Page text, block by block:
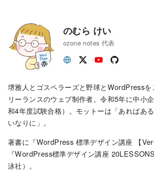
のむら けい
ozone notes 代表
堺雅人とゴスペラーズと野球とWordPressを
リーランスのウェブ制作者。令和5年に中小
和4年度試験合格）。モットーは「あればあ
いなりに」。
著書に『WordPress 標準デザイン講座 【
『WordPress標準デザイン講座
泳社）。